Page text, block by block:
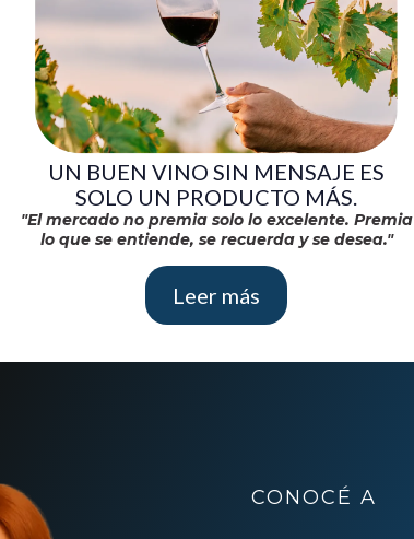
UN BUEN VINO SIN MENSAJE ES
SOLO UN PRODUCTO MÁS.
"El mercado no premia solo lo excelente. Premia
lo que se entiende, se recuerda y se desea."
Leer más
CONOCÉ A